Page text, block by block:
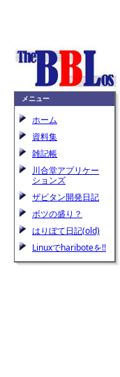
メニュー
ホーム
資料集
雑記帳
川合堂アプリケー
ションズ
ザビタン開発日記
ボツの盛り？
はりぼて日記(old)
Linuxでhariboteを!!